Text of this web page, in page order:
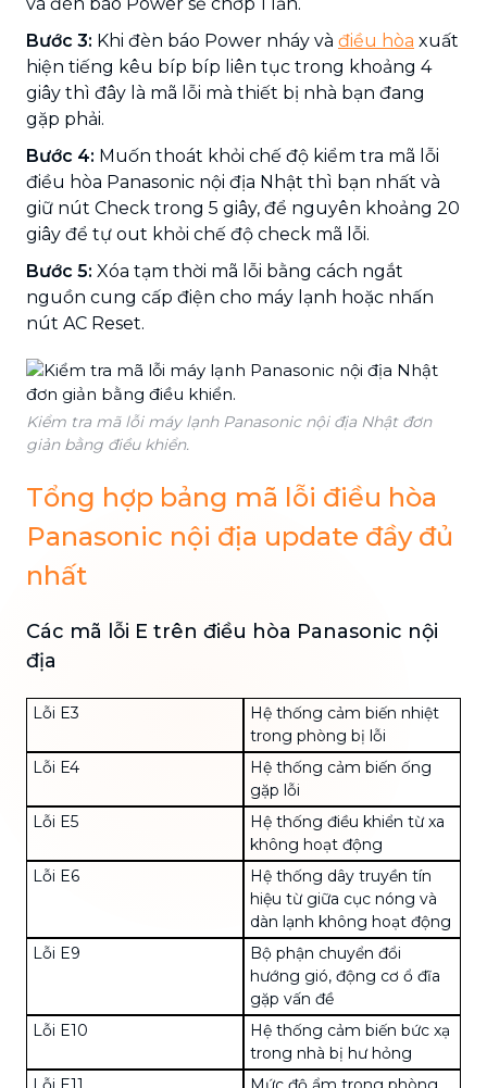
Bước 3: Khi đèn báo Power nháy và điều hòa xuất
hiện tiếng kêu bíp bíp liên tục trong khoảng 4
giây thì đây là mã lỗi mà thiết bị nhà bạn đang
gặp phải.
Bước 4: Muốn thoát khỏi chế độ kiểm tra mã lỗi
điều hòa Panasonic nội địa Nhật thì bạn nhất và
giữ nút Check trong 5 giây, để nguyên khoảng 20
giây để tự out khỏi chế độ check mã lỗi.
Bước 5: Xóa tạm thời mã lỗi bằng cách ngắt
nguồn cung cấp điện cho máy lạnh hoặc nhấn
nút AC Reset.
Kiểm tra mã lỗi máy lạnh Panasonic nội địa Nhật đơn
giản bằng điều khiển.
Tổng hợp bảng mã lỗi điều hòa
Panasonic nội địa update đầy đủ
nhất
Các mã lỗi E trên điều hòa Panasonic nội
địa
Lỗi E3
Hệ thống cảm biến nhiệt
trong phòng bị lỗi
Lỗi E4
Hệ thống cảm biến ống
gặp lỗi
Lỗi E5
Hệ thống điều khiển từ xa
không hoạt động
Lỗi E6
Hệ thống dây truyền tín
hiệu từ giữa cục nóng và
dàn lạnh không hoạt động
Lỗi E9
Bộ phận chuyển đổi
hướng gió, động cơ ổ đĩa
gặp vấn đề
Lỗi E10
Hệ thống cảm biến bức xạ
trong nhà bị hư hỏng